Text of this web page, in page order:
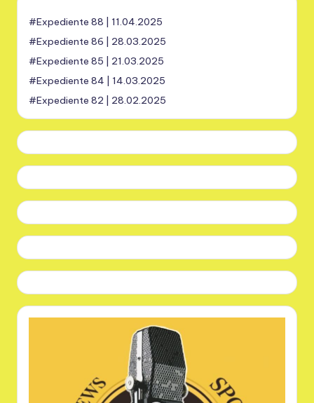
#Expediente 88 | 11.04.2025
#Expediente 86 | 28.03.2025
#Expediente 85 | 21.03.2025
#Expediente 84 | 14.03.2025
#Expediente 82 | 28.02.2025